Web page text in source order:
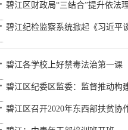
碧江区财政局“三结合”提升依法
碧江纪检监察系统掀起《习近平
碧江各学校上好禁毒法治第一课
碧江区纪委区监委：监督推动构
碧江区召开2020年东西部扶贫协